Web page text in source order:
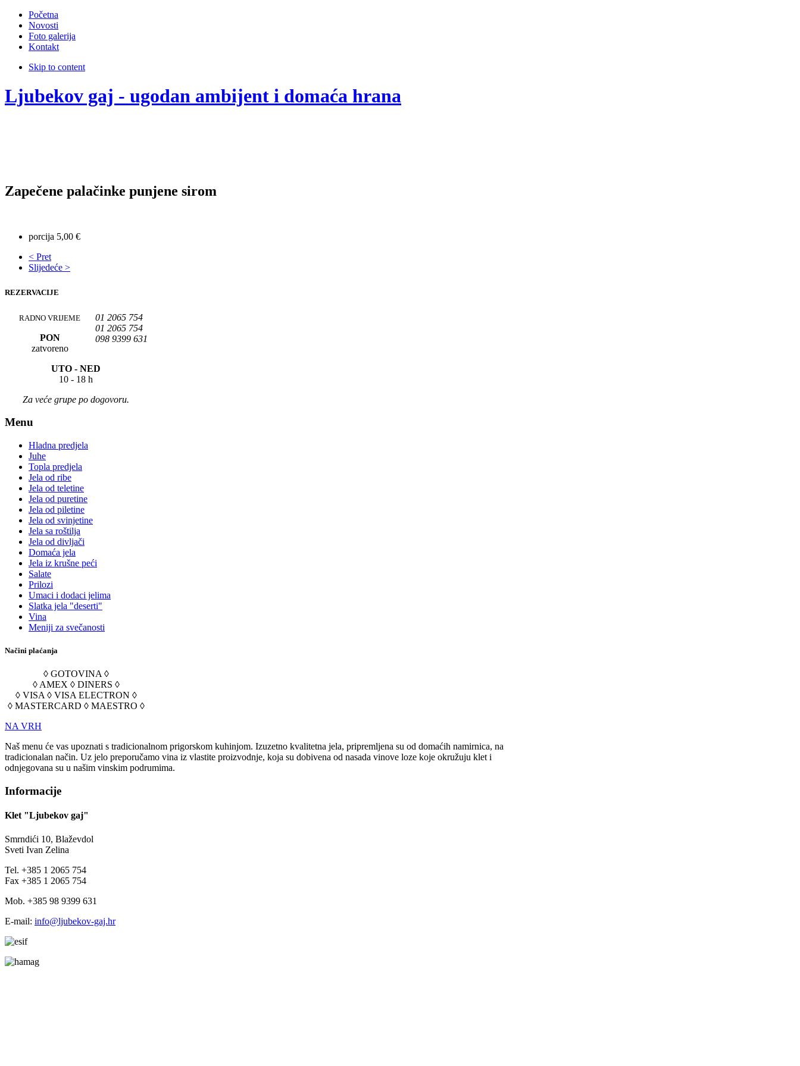
Početna
Novosti
Foto galerija
Kontakt
Skip to content
Ljubekov gaj - ugodan ambijent i domaća hrana
Zapečene palačinke punjene sirom
porcija 5,00 €
< Pret
Slijedeće >
REZERVACIJE
01 2065 754
01 2065 754
098 9399 631
RADNO VRIJEME
PON
zatvoreno
UTO -NED
10 - 18 h
Za veće grupe po dogovoru.
Menu
Hladna predjela
Juhe
Topla predjela
Jela od ribe
Jela od teletine
Jela od puretine
Jela od piletine
Jela od svinjetine
Jela sa roštilja
Jela od divljači
Domaća jela
Jela iz krušne peći
Salate
Prilozi
Umaci i dodaci jelima
Slatka jela "deserti"
Vina
Meniji za svečanosti
Načini plaćanja
◊ GOTOVINA ◊
◊ AMEX ◊ DINERS ◊
◊ VISA ◊ VISA ELECTRON ◊
◊ MASTERCARD ◊ MAESTRO ◊
NA VRH
Naš menu će vas upoznati s tradicionalnom prigorskom kuhinjom. Izuzetno kvalitetna jela, pripremljena su od domaćih namirnica, na
tradicionalan način. Uz jelo preporučamo vina iz vlastite proizvodnje, koja su dobivena od nasada vinove loze koje okružuju klet i
odnjegovana su u našim vinskim podrumima.
Informacije
Klet "Ljubekov gaj"
Smrndići 10, Blaževdol
Sveti Ivan Zelina
Tel. +385 1 2065 754
Fax +385 1 2065 754
Mob. +385 98 9399 631
E-mail: info@ljubekov-gaj.hr